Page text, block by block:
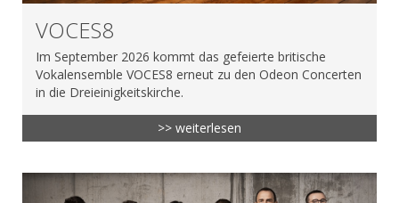
VOCES8
Im September 2026 kommt das gefeierte britische
Vokalensemble VOCES8 erneut zu den Odeon Concerten
in die Dreieinigkeitskirche.
>> weiterlesen